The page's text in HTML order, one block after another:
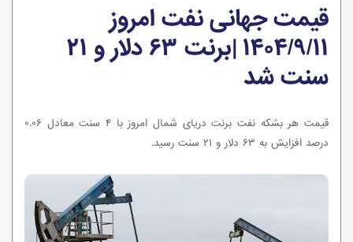
قیمت جهانی نفت امروز
۱۴۰۴/۹/۱۱ |برنت ۶۳ دلار و ۲۱
سنت شد
قیمت هر بشکه نفت برنت دریای شمال امروز با ۴ سنت معادل ۰.۰۶
درصد افزایش به ۶۳ دلار و ۲۱ سنت رسید.